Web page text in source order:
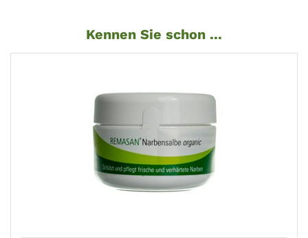
Kennen Sie schon ...